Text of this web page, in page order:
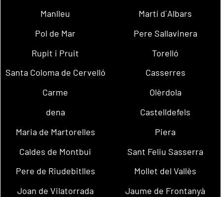
Manlleu
Martí d´Albars
Pol de Mar
Pere Sallavinera
Rupit i Pruit
Torelló
Santa Coloma de Cervelló
Casserres
Carme
Olèrdola
dena
Castelldefels
Maria de Martorelles
Piera
Caldes de Montbui
Sant Feliu Sasserra
Pere de Riudebitlles
Mollet del Vallès
Joan de Vilatorrada
Jaume de Frontanyà